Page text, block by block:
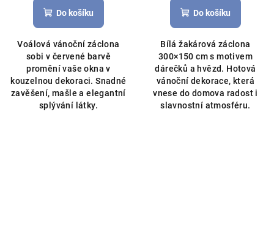
Do košíku
Voálová vánoční záclona
sobi v červené barvě
promění vaše okna v
kouzelnou dekoraci. Snadné
zavěšení, mašle a elegantní
splývání látky.
Do košíku
Bílá žakárová záclona
300×150 cm s motivem
dárečků a hvězd. Hotová
vánoční dekorace, která
vnese do domova radost i
slavnostní atmosféru.